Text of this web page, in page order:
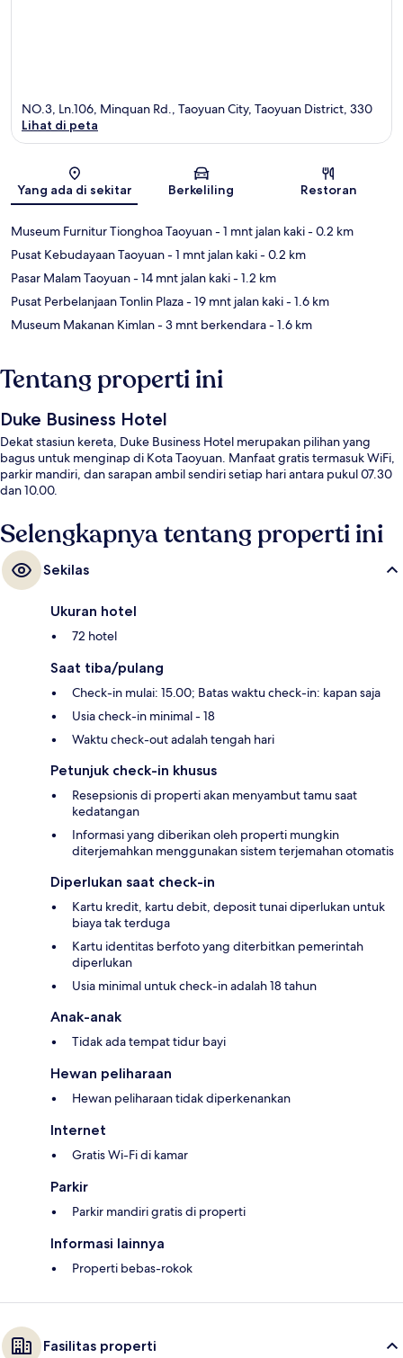
Peta
NO.3, Ln.106, Minquan Rd., Taoyuan City, Taoyuan District, 330
Lihat di peta
Yang ada di sekitar Berkeliling Restoran
Museum Furnitur Tionghoa Taoyuan- 1 mnt jalan kaki- 0.2 km
Pusat Kebudayaan Taoyuan- 1 mnt jalan kaki- 0.2 km
Pasar Malam Taoyuan- 14 mnt jalan kaki- 1.2 km
Pusat Perbelanjaan Tonlin Plaza- 19 mnt jalan kaki- 1.6 km
Museum Makanan Kimlan- 3 mnt berkendara- 1.6 km
Tentang properti ini
Duke Business Hotel
Dekat stasiun kereta, Duke Business Hotel merupakan pilihan yang
bagus untuk menginap di Kota Taoyuan. Manfaat gratis termasuk WiFi,
parkir mandiri, dan sarapan ambil sendiri setiap hari antara pukul 07.30
dan 10.00.
Selengkapnya tentang properti ini
Sekilas
Ukuran hotel
72 hotel
Saat tiba/pulang
Check-in mulai: 15.00; Batas waktu check-in: kapan saja
Usia check-in minimal - 18
Waktu check-out adalah tengah hari
Petunjuk check-in khusus
Resepsionis di properti akan menyambut tamu saat
kedatangan
Informasi yang diberikan oleh properti mungkin
diterjemahkan menggunakan sistem terjemahan otomatis
Diperlukan saat check-in
Kartu kredit, kartu debit, deposit tunai diperlukan untuk
biaya tak terduga
Kartu identitas berfoto yang diterbitkan pemerintah
diperlukan
Usia minimal untuk check-in adalah 18 tahun
Anak-anak
Tidak ada tempat tidur bayi
Hewan peliharaan
Hewan peliharaan tidak diperkenankan
Internet
Gratis Wi-Fi di kamar
Parkir
Parkir mandiri gratis di properti
Informasi lainnya
Properti bebas-rokok
Fasilitas properti